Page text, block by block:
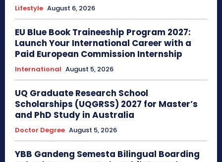
Lifestyle August 6, 2026
EU Blue Book Traineeship Program 2027:
Launch Your International Career with a
Paid European Commission Internship
International August 5, 2026
UQ Graduate Research School
Scholarships (UQGRSS) 2027 for Master’s
and PhD Study in Australia
Doctor Degree August 5, 2026
YBB Gandeng Semesta Bilingual Boarding